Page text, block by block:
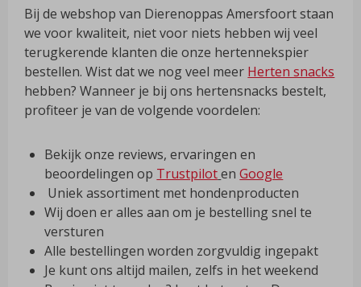
Bij de webshop van Dierenoppas Amersfoort staan
we voor kwaliteit, niet voor niets hebben wij veel
terugkerende klanten die onze hertennekspier
bestellen. Wist dat we nog veel meer Herten snacks
hebben? Wanneer je bij ons hertensnacks bestelt,
profiteer je van de volgende voordelen:
Bekijk onze reviews, ervaringen en
beoordelingen op TrustpilotenGoogle
Uniek assortiment met hondenproducten
Wij doen er alles aan om je bestelling snel te
versturen
Alle bestellingen worden zorgvuldig ingepakt
Je kunt ons altijd mailen, zelfs in het weekend